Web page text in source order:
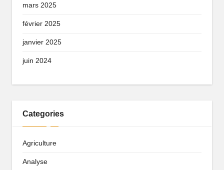
mars 2025
février 2025
janvier 2025
juin 2024
Categories
Agriculture
Analyse